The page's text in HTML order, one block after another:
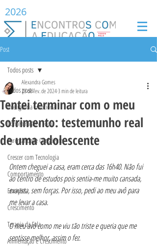
2026
Post
Todos posts
Inteligência Emocional
Concentração e Foco
Parentalidade Consciente
Crescer com Tecnologia
Comportamento
Emoções
Crescimento
Terapia da Fala
Alimentação e Crescimento
Todos posts
Tentei terminar com o meu
sofrimento: testemunho real
de uma adolescente
Alexandra Gomes
23 de fev. de 20243 min de leitura
Ontem cheguei a casa, eram cerca das 16h40. Não fui
ao centro de estudos pois sentia-me muito cansada,
exausta, sem forças. Por isso, pedi ao meu avô para
me levar a casa.
O meu avô como me viu tão triste e queria que me
sentisse melhor, assim o fez.